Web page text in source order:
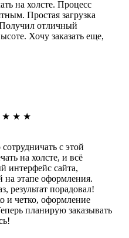
на холсте. Процесс
Простая загрузка
отличный
Хочу заказать еще,
★ ★ ★
с этой
на холсте, и всё
интерфейс сайта,
на этапе оформления.
результат порадовал!
и четко, оформление
планирую заказывать